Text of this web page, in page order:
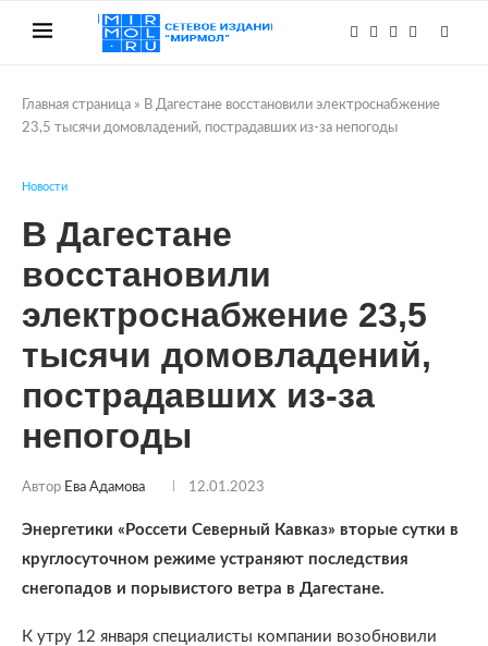
Главная страница » В Дагестане восстановили электроснабжение
23,5 тысячи домовладений, пострадавших из-за непогоды
Новости
В Дагестане
восстановили
электроснабжение 23,5
тысячи домовладений,
пострадавших из-за
непогоды
Автор Ева Адамова 12.01.2023
Энергетики «Россети Северный Кавказ» вторые сутки в
круглосуточном режиме устраняют последствия
снегопадов и порывистого ветра в Дагестане.
К утру 12 января специалисты компании возобновили